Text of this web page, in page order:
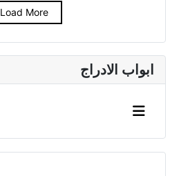
ابواب الادراج
Load More